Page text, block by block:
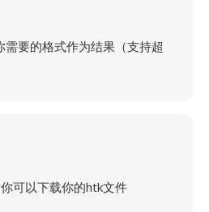
要的格式作为结果（支持超
可以下载你的htk文件